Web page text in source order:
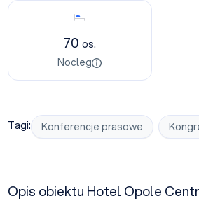
Nocleg
70os.
Nocleg
Tagi: Konferencje prasowe
Opis obiektu Hotel Opole